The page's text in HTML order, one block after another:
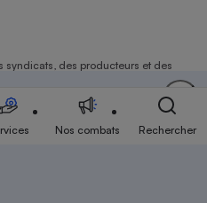
nous comptons sur
votre
syndicats, des producteurs et des
Nos combats Rechercher